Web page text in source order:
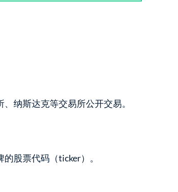
纳斯达克等交易所公开交易。
股票代码（ticker）。